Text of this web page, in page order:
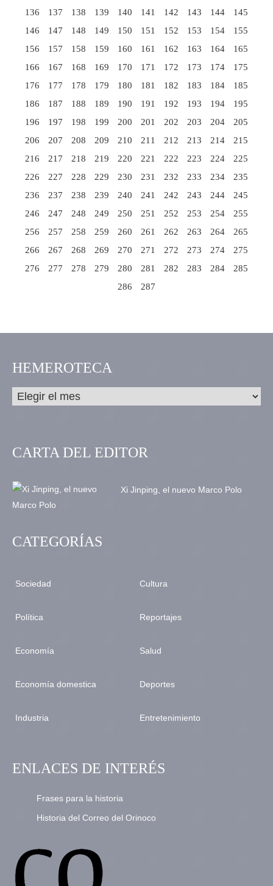
136
137 138 139 140 141 142 143 144
145
146
147 148 149 150 151 152 153 154
155
156
157 158 159 160 161 162 163 164
165
166
167 168 169 170 171 172 173 174
175
176
177 178 179 180 181 182 183 184
185
186
187 188 189 190 191 192 193 194
195
196
197 198 199 200 201 202 203 204
205
206
207 208 209 210 211 212 213 214
215
216
217 218 219 220 221 222 223 224
225
226
227 228 229 230 231 232 233 234
235
236
237 238 239 240 241 242 243 244
245
246
247 248 249 250 251 252 253 254
255
256
257 258 259 260 261 262 263 264
265
266
267 268 269 270 271 272 273 274
275
276
277 278 279 280 281 282 283 284
285
286
287
HEMEROTECA
CARTA DEL EDITOR
Xi Jinping, el nuevo Marco Polo
CATEGORÍAS
Sociedad
Política
Economía
Economía domestica
Industria
Cultura
Reportajes
Salud
Deportes
Entretenimiento
ENLACES DE INTERÉS
Frases para la historia
Historia del Correo del Orinoco